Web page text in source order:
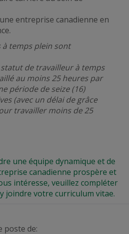
entreprise canadienne en
à temps plein sont
de travailleur à temps
au moins 25 heures par
période de seize (16)
(avec un délai de grâce
travailler moins de 25
une équipe dynamique et de
canadienne prospère et
intéresse, veuillez compléter
joindre votre curriculum vitae.
poste de: